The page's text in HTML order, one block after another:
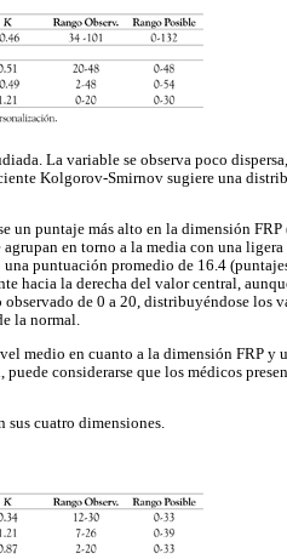
La variable se observa poco
Kolgorov-Smirnov sugiere una
un puntaje más alto en la dimensión
en torno a la media con una
puntuación promedio de 16.4
hacia la derecha del valor central,
de 0 a 20, distribuyéndose los
la normal.
medio en cuanto a la dimensión FRP y
puede considerarse que los médicos
sus cuatro dimensiones.